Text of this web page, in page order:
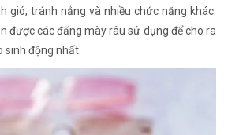
gió, tránh nắng và nhiều chức năng khác.
được các đấng mày râu sử dụng để cho ra
sinh động nhất.